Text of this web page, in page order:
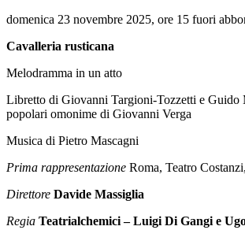
domenica 23 novembre 2025, ore 15 fuori
Cavalleria rusticana
Melodramma in un atto
Libretto di Giovanni Targioni-Tozzetti e Guido
popolari omonime di Giovanni Verga
Musica di Pietro Mascagni
Prima rappresentazione Roma, Teatro
Direttore Davide Massiglia
Regia Teatrialchemici – Luigi Di Gangi e